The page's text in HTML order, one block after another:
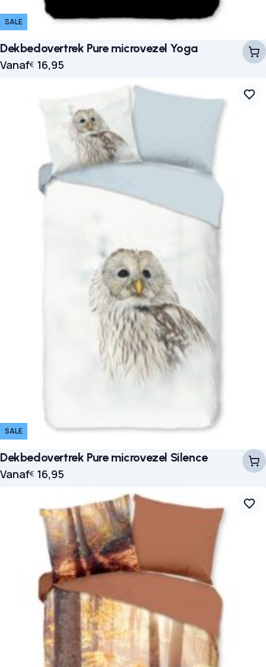
SALE
Dekbedovertrek Pure microvezel Yoga
Vanaf€ 16,95
SALE
Dekbedovertrek Pure microvezel Silence
Vanaf€ 16,95